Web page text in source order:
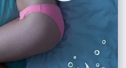
windy" },
{
"aperture": "f/2.8 to
"shutter_speed":